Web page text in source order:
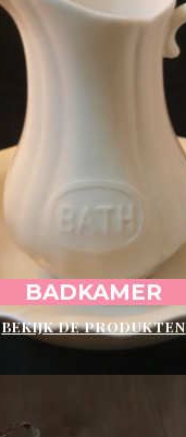
BADKAMER
BEKIJK DE PRODUKTEN